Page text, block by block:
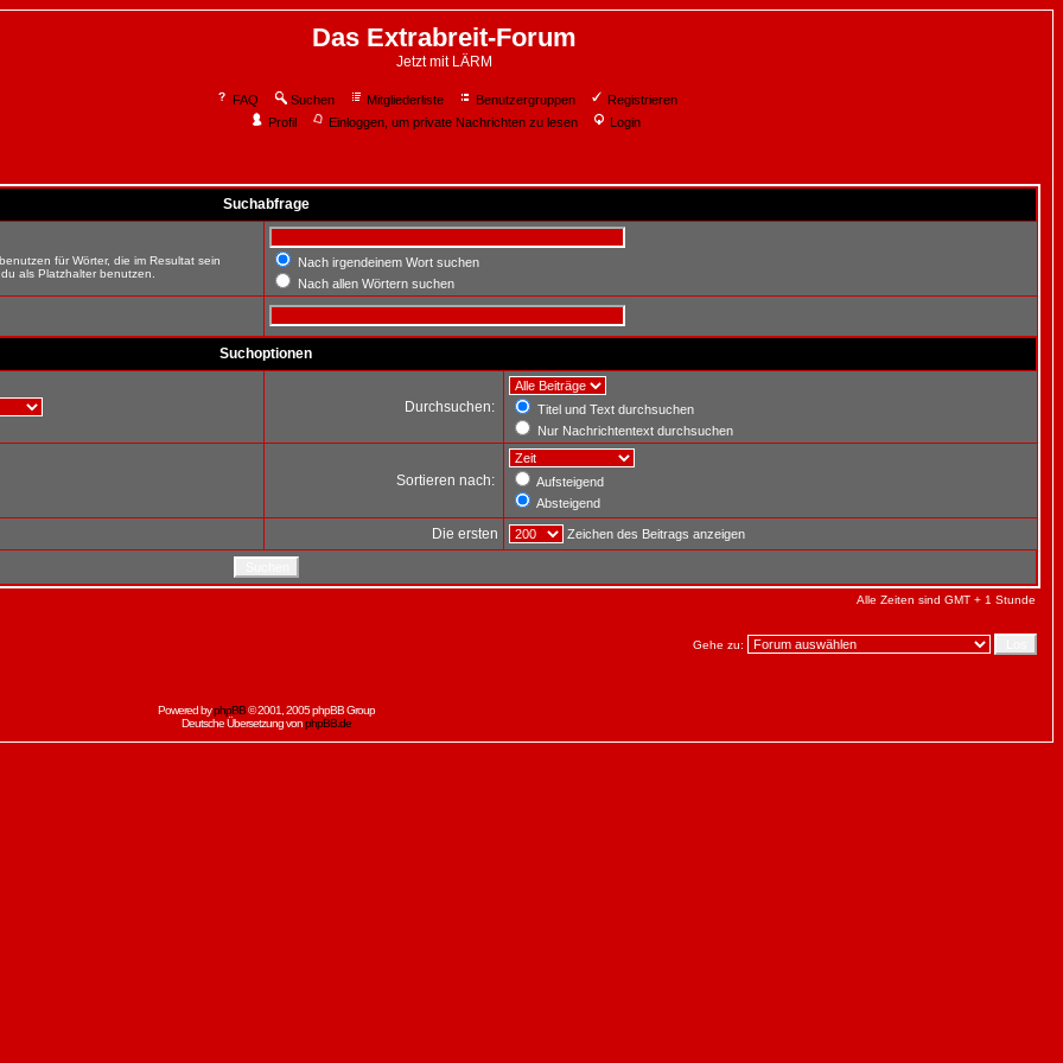
Das Extrabreit-Forum
Jetzt mit LÄRM
FAQ Suchen Mitgliederliste Benutzergruppen
Registrieren
Profil
Einloggen, um private Nachrichten zu lesen Login
Suchabfrage
für Wörter, die im Resultat sein
als Platzhalter benutzen.
Nach irgendeinem Wort suchen
Nach allen Wörtern suchen
Suchoptionen
Durchsuchen:
Titel und Text durchsuchen
Nur Nachrichtentext durchsuchen
Sortieren nach:
Aufsteigend
Absteigend
Die ersten Zeichen des Beitrags anzeigen
Alle Zeiten sind GMT + 1 Stunde
Gehe zu:
Powered byphpBB© 2001, 2005 phpBB Group
Deutsche Übersetzung vonphpBB.de